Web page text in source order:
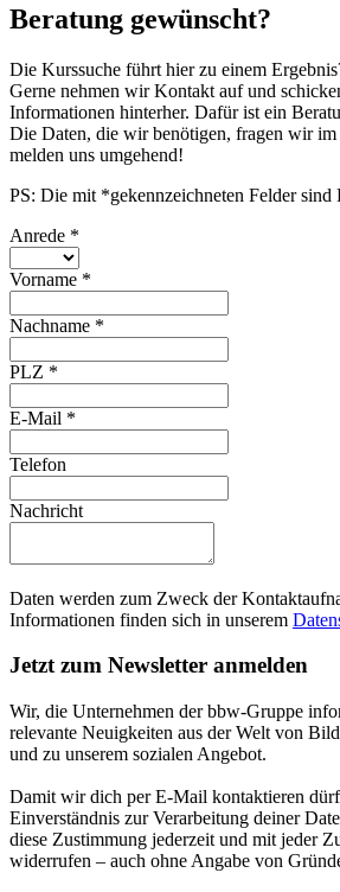
Beratung gewünscht?
Die Kurssuche führt hier zu einem
Gerne nehmen wir Kontakt auf und
Informationen hinterher. Dafür ist ein
Die Daten, die wir benötigen, fragen wir
melden uns umgehend!
PS: Die mit *gekennzeichneten Felder sind
Anrede *
Vorname *
Nachname *
PLZ *
E-Mail *
Telefon
Nachricht
Daten werden zum Zweck der
Informationen finden sich in unserem
Jetzt zum Newsletter anmelden
Wir, die Unternehmen der bbw-Gruppe
relevante Neuigkeiten aus der Welt von
und zu unserem sozialen Angebot.
Damit wir dich per E-Mail kontaktieren
Einverständnis zur Verarbeitung deiner
diese Zustimmung jederzeit und mit jeder
widerrufen – auch ohne Angabe von